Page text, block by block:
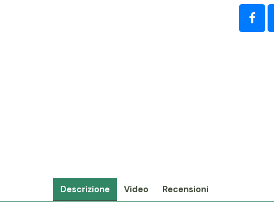
Descrizione Video Recensioni